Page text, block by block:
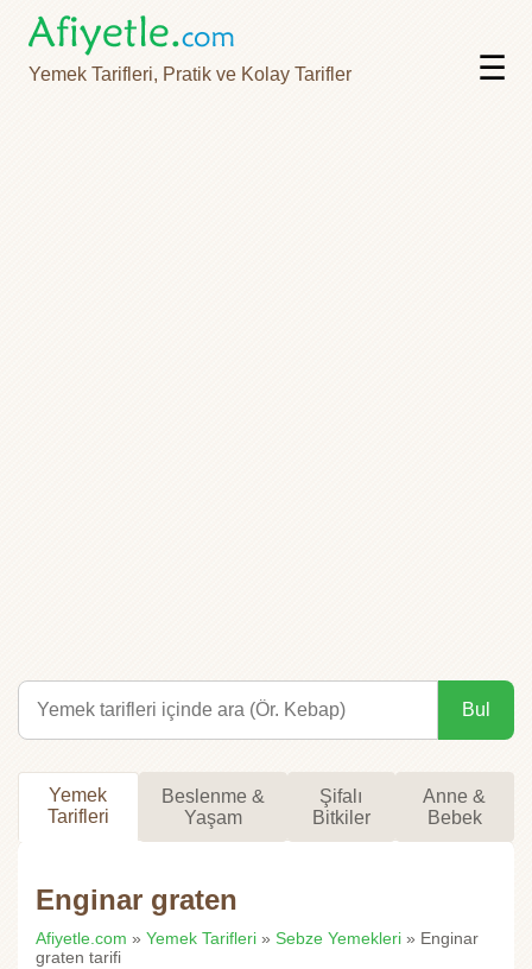
Yemek Tarifleri, Pratik ve Kolay Tarifler ☰
Bul
Yemek
Tarifleri
Beslenme &
Yaşam
Şifalı
Bitkiler
Anne &
Bebek
Enginar graten
Afiyetle.com » Yemek Tarifleri » Sebze Yemekleri » Enginar
graten tarifi